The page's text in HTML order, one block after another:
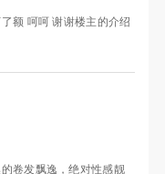
额 呵呵 谢谢楼主的介绍
卷发飘逸，绝对性感靓